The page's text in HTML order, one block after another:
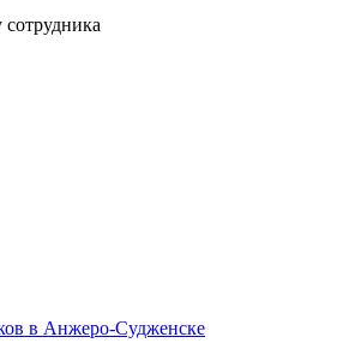
в Анжеро-Судженске